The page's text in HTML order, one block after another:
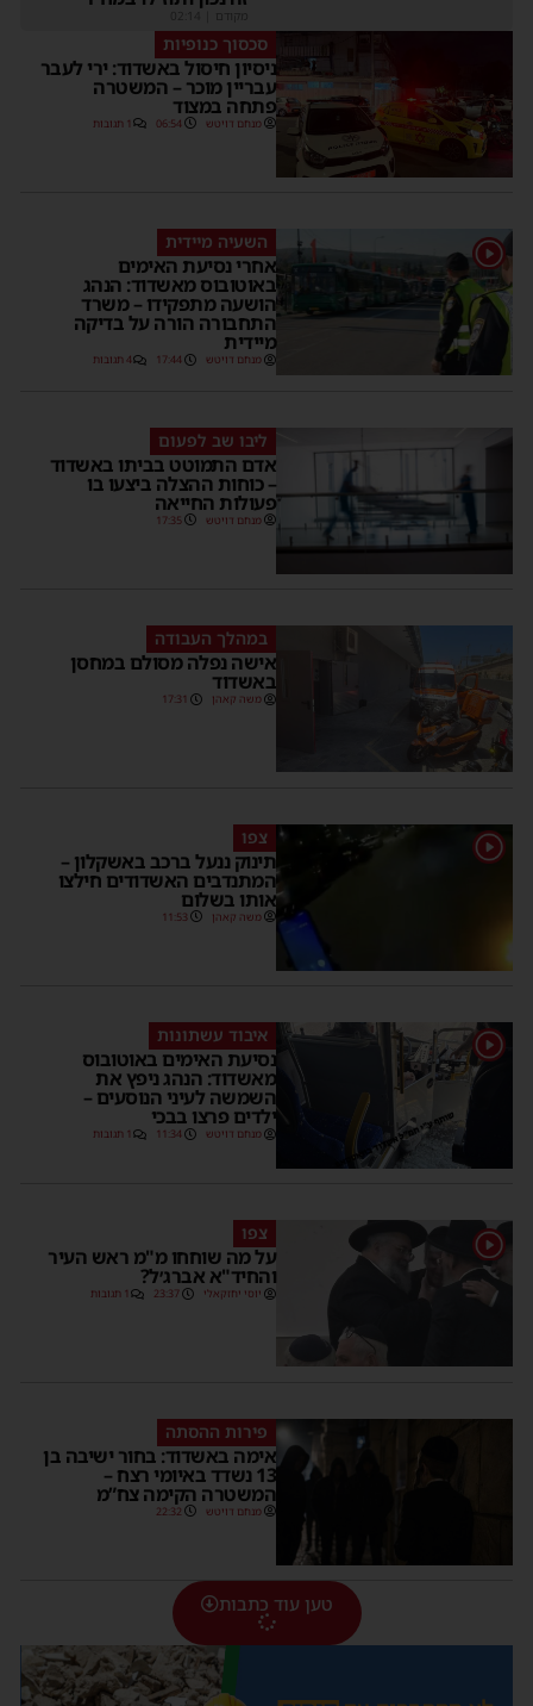
מקודם
סכסוך כנופיות
ניסיון חיסול באשדוד: ירי לעבר
עבריין מוכר – המשטרה
פתחה במצוד
מנחם דויטש 06:54 1 תגובות
1 השעיה מיידית
אחרי נסיעת האימים
באוטובוס מאשדוד: הנהג
הושעה מתפקידו – משרד
התחבורה הורה על בדיקה
מיידית
מנחם דויטש 17:44 4 תגובות
ליבו שב לפעום
אדם התמוטט בביתו באשדוד
– כוחות ההצלה ביצעו בו
פעולות החייאה
מנחם דויטש 17:35
במהלך העבודה
אישה נפלה מסולם במחסן
באשדוד
משה קאהן 17:31
1 צפו
תינוק ננעל ברכב באשקלון –
המתנדבים האשדודים חילצו
אותו בשלום
משה קאהן 11:53
1 איבוד עשתונות
נסיעת האימים באוטובוס
מאשדוד: הנהג ניפץ את
השמשה לעיני הנוסעים –
ילדים פרצו בבכי
מנחם דויטש 11:34 1 תגובות
1 צפו
על מה שוחחו מ"מ ראש העיר
והחיד"א אברג׳ל?
יוסי יחזקאלי 23:37 1 תגובות
פירות ההסתה
אימה באשדוד: בחור ישיבה בן
13 נשדד באיומי רצח –
המשטרה הקימה צח”מ
מנחם דויטש 22:32
טען עוד כתבות